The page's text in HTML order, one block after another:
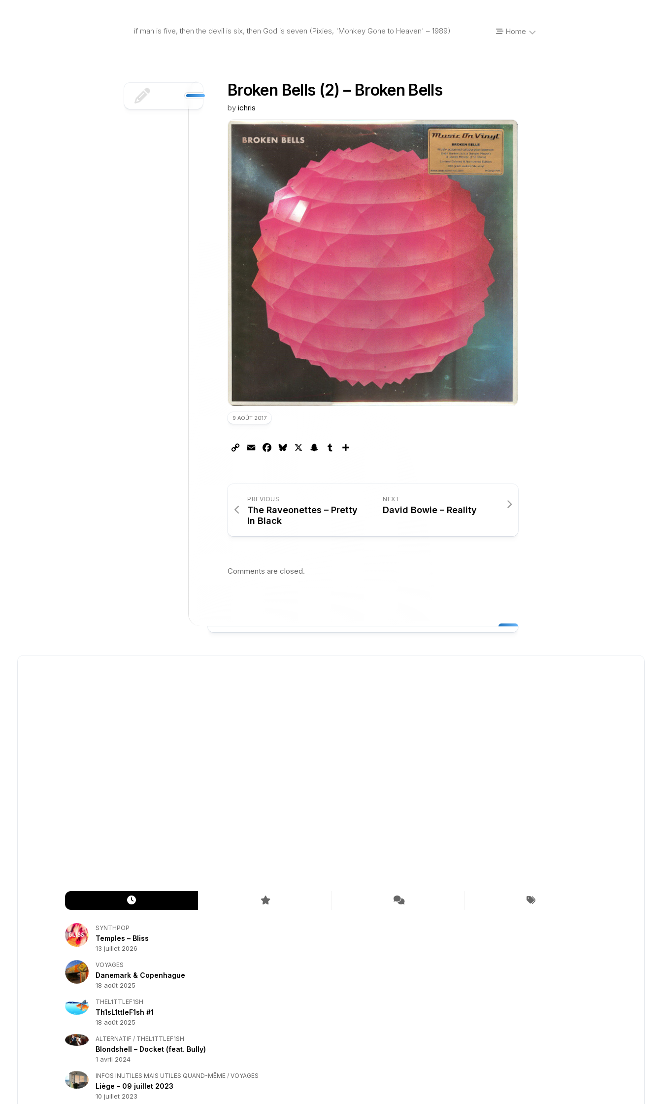
if man is five, then the devil is six, then God is seven (Pixies, 'Monkey Gone to Heaven' – 1989) Home
Prises
concerts
Broken Bells (2) – Broken Bells
by ichris
9 AOÛT 2017
Copy Email FacebookBluesky Snapchat
Tumblr
NEXT
David Bowie – Reality
PREVIOUS
The Raveonettes – Pretty
In Black
Comments are closed.
SYNTHPOP
Temples – Bliss
13 juillet 2026
VOYAGES
Danemark & Copenhague
18 août 2025
THEL1TTLEF1SH
Th1sL1ttleF1sh #1
18 août 2025
ALTERNATIF / THEL1TTLEF1SH
Blondshell – Docket (feat. Bully)
1 avril 2024
INFOS INUTILES MAIS UTILES QUAND-MÊME / VOYAGES
Liège – 09 juillet 2023
10 juillet 2023